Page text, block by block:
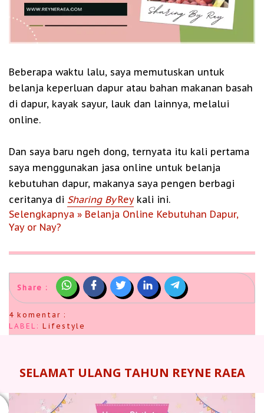
Beberapa waktu lalu, saya memutuskan untuk
belanja keperluan dapur atau bahan makanan basah
di dapur, kayak sayur, lauk dan lainnya, melalui
online.
Dan saya baru ngeh dong, ternyata itu kali pertama
saya menggunakan jasa online untuk belanja
kebutuhan dapur, makanya saya pengen berbagi
ceritanya di Sharing ByReykali ini.
Selengkapnya » Belanja Online Kebutuhan Dapur,
Yay or Nay?
Share :
4 komentar :
LABEL: Lifestyle
SELAMAT ULANG TAHUN REYNE RAEA